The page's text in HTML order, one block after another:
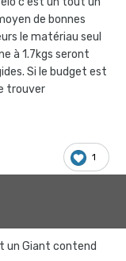
de bonnes
le matériau seul
à 1.7kgs seront
Si le budget est
trouver
1
un Giant contend